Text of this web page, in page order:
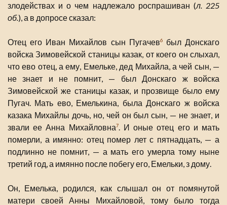
злодействах и о чем надлежало роспрашиван (л. 225
об.), а в допросе сказал:
Отец его Иван Михайлов сын Пугачев6был Донскаго
войска Зимовейской станицы казак, от коего он слыхал,
что ево отец, а ему, Емельке, дед Михайла, а чей сын, —
не знает и не помнит, — был Донскаго ж войска
Зимовейской же станицы казак, и прозвище было ему
Пугач. Мать ево, Емелькина, была Донскаго ж войска
казака Михайлы дочь, но, чей он был сын, — не знает, и
звали ее Анна Михайловна7. И оные отец его и мать
померли, а имянно: отец помер лет с пятнадцать, — а
подлинно не помнит, — а мать его умерла тому ныне
третий год, а имянно после побегу его, Емельки, з дому.
Он, Емелька, родился, как слышал он от помянутой
матери своей Анны Михайловой, тому было тогда